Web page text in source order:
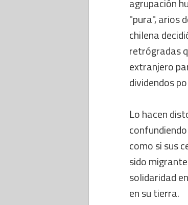
agrupación
"pura", arios
chilena
retrógradas
extranjero
dividendos
Lo hacen
como si sus
sido
solidaridad
en su tierra.